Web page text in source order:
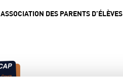
ASSOCIATION DES PARENTS D’ÉLÈVES